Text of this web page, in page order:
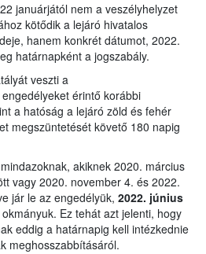
januárjától nem a veszélyhelyzet
kötődik a lejáró hivatalos
hanem konkrét dátumot, 2022.
határnapként a jogszabály.
veszti a
érintő korábbi
a hatóság a lejáró zöld és fehér
megszüntetését követő 180 napig
akiknek 2020. március
vagy 2020. november 4. és 2022.
jár le az engedélyük, 2022. június
Ez tehát azt jelenti, hogy
eddig a határnapig kell intézkednie
meghosszabbításáról.